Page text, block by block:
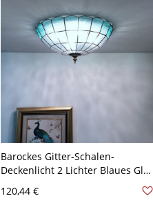
Barockes Gitter-Schalen-
Deckenlicht 2 Lichter Blaues Glas
Deckenleuchte für Wohnzimmer,
12" Breit
120,44 €